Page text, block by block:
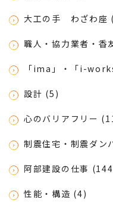
大工の手 わざわ座
職人・協力業者・香
「ima」・「i-
設計 (5)
心のバリアフリー
制震住宅・制震ダン
阿部建設の仕事
性能・構造 (4)